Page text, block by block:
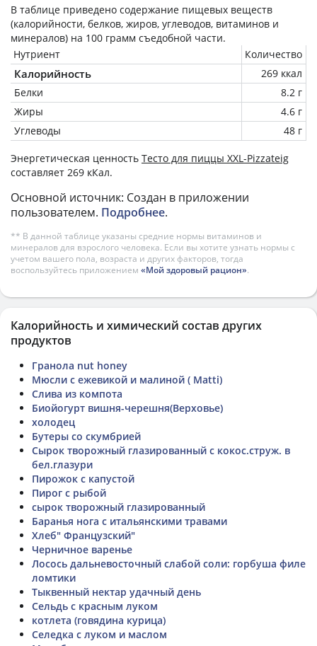
В таблице приведено содержание пищевых веществ
(калорийности, белков, жиров, углеводов, витаминов и
минералов) на 100 грамм съедобной части.
Нутриент
Количество
Калорийность
269 ккал
Белки
8.2 г
Жиры
4.6 г
Углеводы
48 г
Энергетическая ценность Тесто для пиццы XXL-Pizzateig
составляет 269 кКал.
Основной источник: Создан в приложении
пользователем. Подробнее.
** В данной таблице указаны средние нормы витаминов и
минералов для взрослого человека. Если вы хотите узнать нормы с
учетом вашего пола, возраста и других факторов, тогда
воспользуйтесь приложением «Мой здоровый рацион».
Калорийность и химический состав других
продуктов
Гранола nut honey
Мюсли с ежевикой и малиной ( Matti)
Слива из компота
Биойогурт вишня-черешня(Верховье)
холодец
Бутеры со скумбрией
Сырок творожный глазированный с кокос.струж. в
бел.глазури
Пирожок с капустой
Пирог с рыбой
сырок творожный глазированный
Баранья нога с итальянскими травами
Хлеб" Французский"
Черничное варенье
Лосось дальневосточный слабой соли: горбуша филе
ломтики
Тыквенный нектар удачный день
Сельдь с красным луком
котлета (говядина курица)
Селедка с луком и маслом